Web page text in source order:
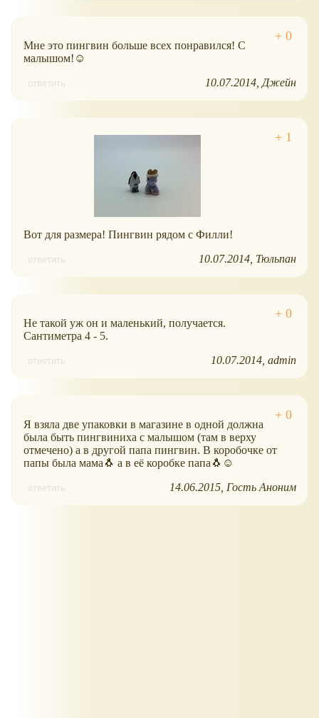
Мне это пингвин больше всех понравился! С
малышом!☺
ответить 10.07.2014 Джейн
Вот для размера! Пингвин рядом с Филли!
ответить 10.07.2014 Тюльпан
Не такой уж он и маленький, получается.
Сантиметра 4 - 5.
ответить 10.07.2014 admin
Я взяла две упаковки в магазине в одной должна
была быть пингвиниха с малышом (там в верху
отмечено) а в другой папа пингвин. В коробочке от
папы была мама🐧 а в её коробке папа🐧☺
ответить 14.06.2015 Гость Аноним